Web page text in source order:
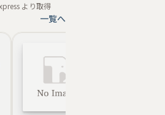
より取得
一覧へ